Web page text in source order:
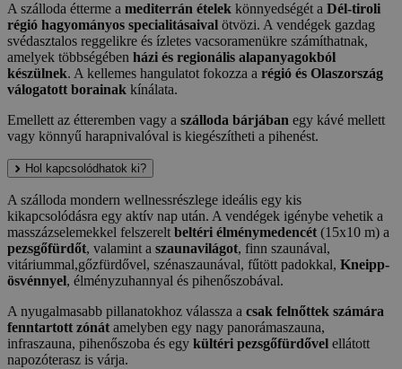
A szálloda étterme a mediterrán ételek könnyedségét a Dél-tiroli
régió hagyományos specialitásaival ötvözi. A vendégek gazdag
svédasztalos reggelikre és ízletes vacsoramenükre számíthatnak,
amelyek többségében házi és regionális alapanyagokból
készülnek. A kellemes hangulatot fokozza a régió és Olaszország
válogatott borainak kínálata.
Emellett az étteremben vagy a szálloda bárjában egy kávé mellett
vagy könnyű harapnivalóval is kiegészítheti a pihenést.
Hol kapcsolódhatok ki?
A szálloda mondern wellnessrészlege ideális egy kis
kikapcsolódásra egy aktív nap után. A vendégek igénybe vehetik a
masszázselemekkel felszerelt beltéri élménymedencét (15x10 m) a
pezsgőfürdőt, valamint a szaunavilágot, finn szaunával,
vitáriummal,gőzfürdővel, szénaszaunával, fűtött padokkal, Kneipp-
ösvénnyel, élményzuhannyal és pihenőszobával.
A nyugalmasabb pillanatokhoz válassza a csak felnőttek számára
fenntartott zónát amelyben egy nagy panorámaszauna,
infraszauna, pihenőszoba és egy kültéri pezsgőfürdővel ellátott
napozóterasz is várja.